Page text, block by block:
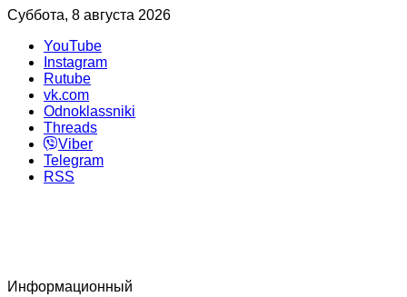
Суббота, 8 августа 2026
YouTube
Instagram
Rutube
vk.com
Odnoklassniki
Threads
Viber
Telegram
RSS
Информационный